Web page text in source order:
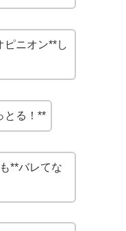
ピニオン**し
とる！**
**バレてな